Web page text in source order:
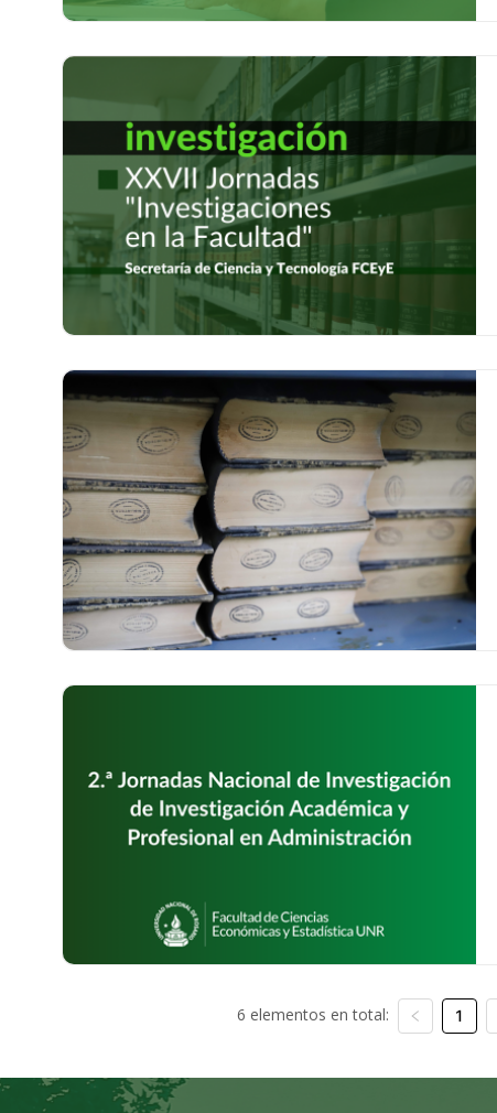
6 elementos en total: 1